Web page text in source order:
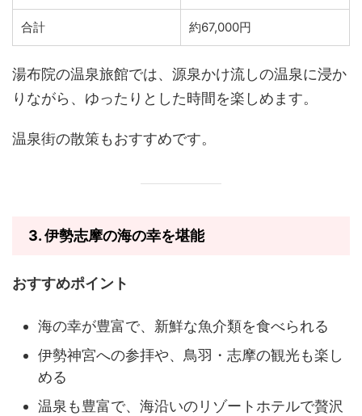
合計 約67,000円
湯布院の温泉旅館では、源泉かけ流しの温泉に浸か
りながら、ゆったりとした時間を楽しめます。
温泉街の散策もおすすめです。
3.伊勢志摩の海の幸を堪能
おすすめポイント
海の幸が豊富で、新鮮な魚介類を食べられる
伊勢神宮への参拝や、鳥羽・志摩の観光も楽し
める
温泉も豊富で、海沿いのリゾートホテルで贅沢